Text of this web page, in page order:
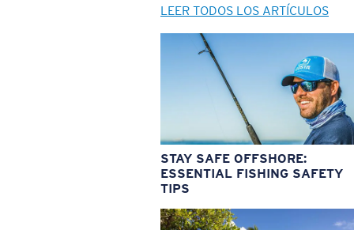
LEER TODOS LOS ARTÍCULOS
STAY SAFE OFFSHORE:
ESSENTIAL FISHING SAFETY
TIPS